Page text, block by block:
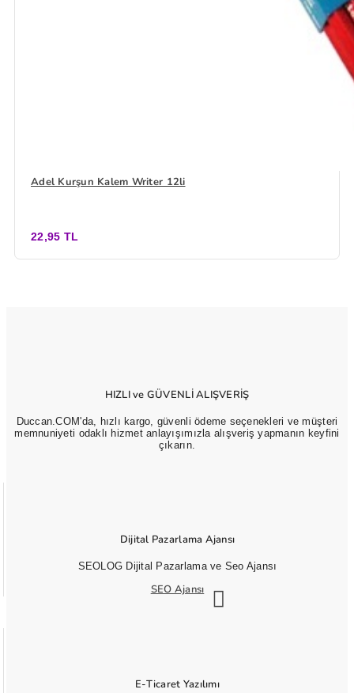
Adel Kurşun Kalem Writer 12li
22,95 TL
HIZLI ve GÜVENLİ ALIŞVERİŞ
Duccan.COM'da, hızlı kargo, güvenli ödeme seçenekleri ve müşteri
memnuniyeti odaklı hizmet anlayışımızla alışveriş yapmanın keyfini
çıkarın.
Dijital Pazarlama Ajansı
SEOLOG Dijital Pazarlama ve Seo Ajansı
SEO Ajansı
E-Ticaret Yazılımı